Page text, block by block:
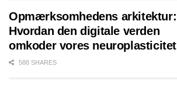
Opmærksomhedens arkitektur:
Hvordan den digitale verden
omkoder vores neuroplasticitet
588 SHARES